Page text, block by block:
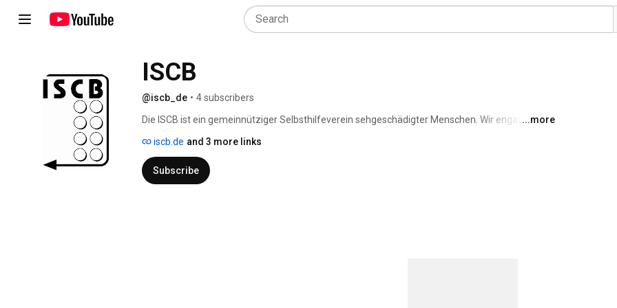
ISCB
@iscb_de • 4 subscribers
Die ISCB ist ein gemeinnütziger Selbsthilfeverein sehgeschädigter Menschen. Wir engagieren
vom Computer bis zum Haushaltsgerät für den betroffenen Personenkreis. Ein zentrales Ziel
ist es, firmenunabhängig zu beraten und zu informieren.
...more
iscb.de and 3 more links
Subscribe